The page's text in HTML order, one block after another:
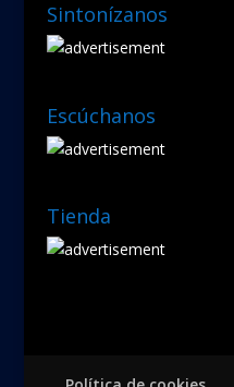
Sintonízanos
Escúchanos
Tienda